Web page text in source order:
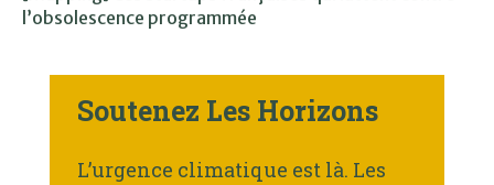
l’obsolescence programmée
Soutenez Les Horizons
L’urgence climatique est là. Les